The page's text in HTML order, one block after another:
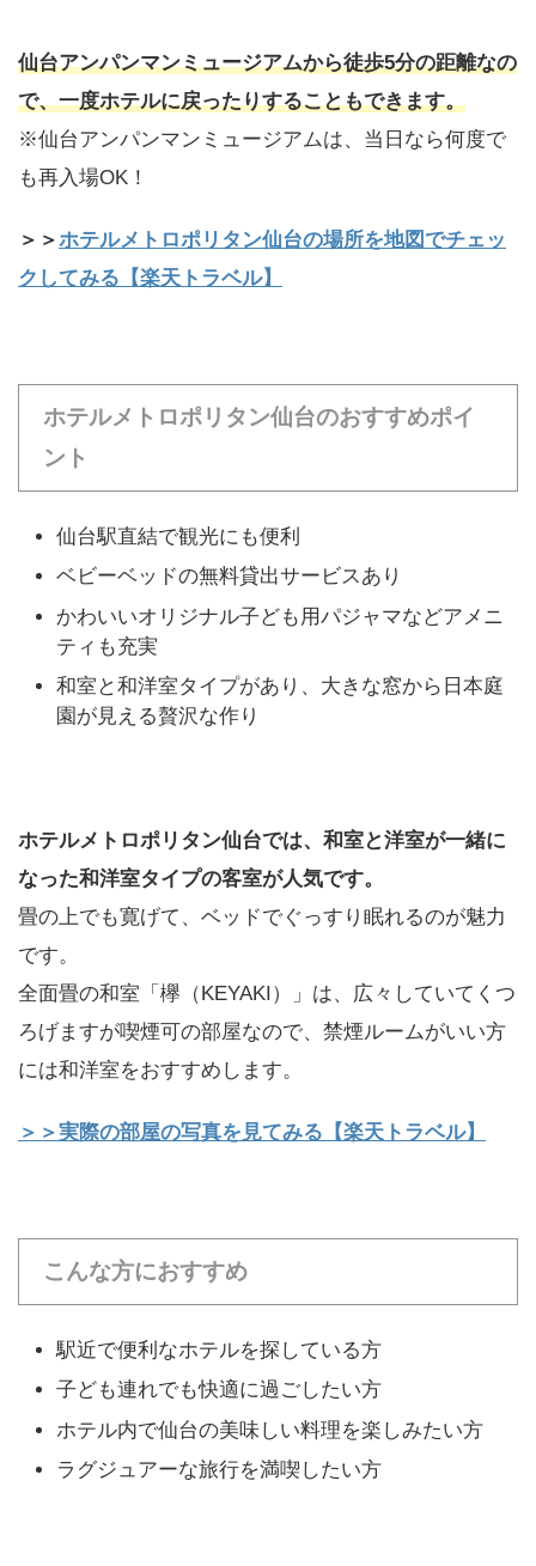
仙台アンパンマンミュージアムから徒歩5分の距離なの
で、一度ホテルに戻ったりすることもできます。
※仙台アンパンマンミュージアムは、当日なら何度で
も再入場OK！
＞＞ホテルメトロポリタン仙台の場所を地図でチェッ
クしてみる【楽天トラベル】
ホテルメトロポリタン仙台のおすすめポイ
ント
仙台駅直結で観光にも便利
ベビーベッドの無料貸出サービスあり
かわいいオリジナル子ども用パジャマなどアメニ
ティも充実
和室と和洋室タイプがあり、大きな窓から日本庭
園が見える贅沢な作り
ホテルメトロポリタン仙台では、和室と洋室が一緒に
なった和洋室タイプの客室が人気です。
畳の上でも寛げて、ベッドでぐっすり眠れるのが魅力
です。
全面畳の和室「欅（KEYAKI）」は、広々していてくつ
ろげますが喫煙可の部屋なので、禁煙ルームがいい方
には和洋室をおすすめします。
＞＞実際の部屋の写真を見てみる【楽天トラベル】
こんな方におすすめ
駅近で便利なホテルを探している方
子ども連れでも快適に過ごしたい方
ホテル内で仙台の美味しい料理を楽しみたい方
ラグジュアーな旅行を満喫したい方